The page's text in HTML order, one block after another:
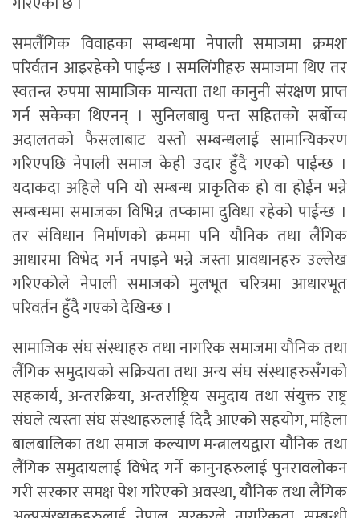
समलैंगिक विवाहका सम्बन्धमा नेपाली समाजमा क्रमशः
परिर्वतन आइरहेको पाईन्छ । समलिंगीहरु समाजमा थिए तर
स्वतन्त्र रुपमा सामाजिक मान्यता तथा कानुनी संरक्षण प्राप्त
गर्न सकेका थिएनन् । सुनिलबाबु पन्त सहितको सर्बोच्च
अदालतको फैसलाबाट यस्तो सम्बन्धलाई सामान्यिकरण
गरिएपछि नेपाली समाज केही उदार हुँदै गएको पाईन्छ ।
यदाकदा अहिले पनि यो सम्बन्ध प्राकृतिक हो वा होईन भन्ने
सम्बन्धमा समाजका विभिन्न तप्कामा दुविधा रहेको पाईन्छ ।
तर संविधान निर्माणको क्रममा पनि यौनिक तथा लैंगिक
आधारमा विभेद गर्न नपाइने भन्ने जस्ता प्रावधानहरु उल्लेख
गरिएकोले नेपाली समाजको मुलभूत चरित्रमा आधारभूत
परिवर्तन हुँदै गएको देखिन्छ ।
सामाजिक संघ संस्थाहरु तथा नागरिक समाजमा यौनिक तथा
लैंगिक समुदायको सक्रियता तथा अन्य संघ संस्थाहरुसँगको
सहकार्य, अन्तरक्रिया, अन्तर्राष्ट्रिय समुदाय तथा संयुक्त राष्ट्र
संघले त्यस्ता संघ संस्थाहरुलाई दिदै आएको सहयोग, महिला
बालबालिका तथा समाज कल्याण मन्त्रालयद्वारा यौनिक तथा
लैंगिक समुदायलाई विभेद गर्ने कानुनहरुलाई पुनरावलोकन
गरी सरकार समक्ष पेश गरिएको अवस्था, यौनिक तथा लैंगिक